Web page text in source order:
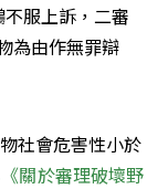
服上訴，二審
為由作無罪辯
社會危害性小於
關於審理破壞野